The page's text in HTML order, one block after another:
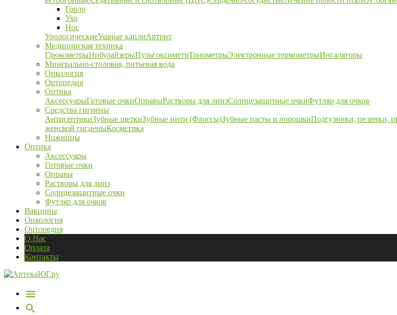
Горло
Ухо
Нос
УрологическиеУшные каплиАртрит
Медицинская техника
ГлюкометрыНибулайзерыПульсоксиметрТонометрыЭлектронные термометрыИнгаляторы
Минерально-столовая, питьевая вода
Онкология
Ортопедия
Оптика
АксессуарыГотовые очкиОправыРастворы для линзСолнцезащитные очкиФутляр для очков
Средства гигиены
АнтисептикиЗубные щеткиЗубные нити (Флоссы)Зубные пасты и порошкиПодгузники, пеленки,
женской гигиеныКосметика
Ножницы
Оптика
Аксессуары
Готовые очки
Оправы
Растворы для линз
Солнцезащитные очки
Футляр для очков
Вакцины
Онкология
Ортопедия
О Нас
Оплата
Контакты